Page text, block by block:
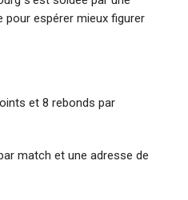
pour espérer mieux figurer
et 8 rebonds par
match et une adresse de